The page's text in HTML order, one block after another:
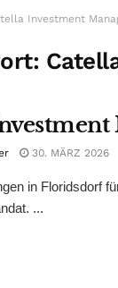
Investment
30. MÄRZ 2026
in Floridsdorf
...